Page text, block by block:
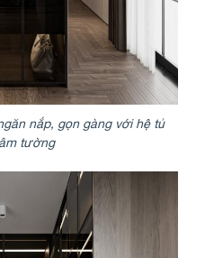
nắp, gọn gàng với hệ tủ
tường